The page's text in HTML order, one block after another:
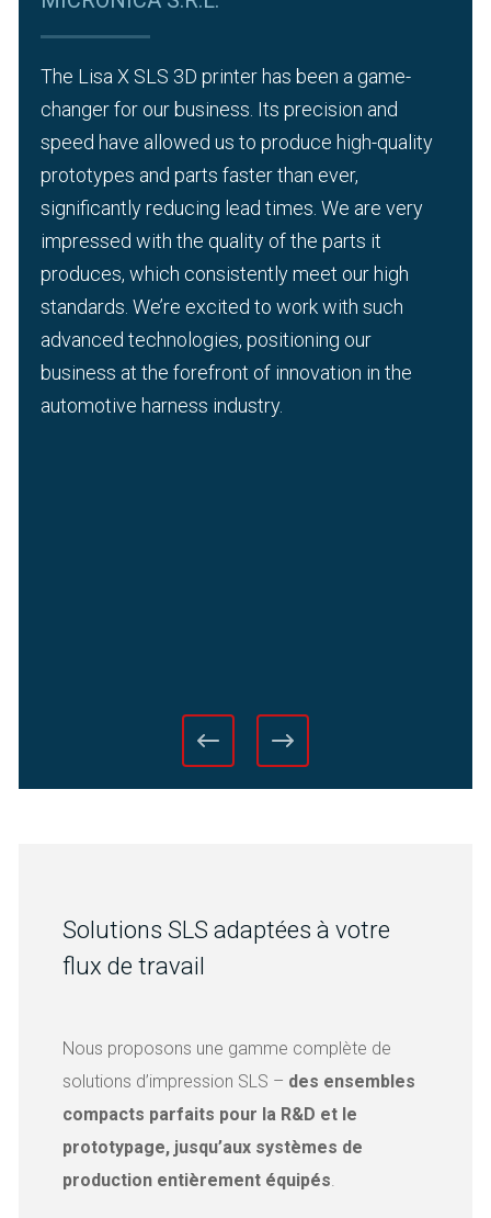
The Lisa X SLS 3D printer has been a game-
changer for our business. Its precision and
speed have allowed us to produce high-quality
prototypes and parts faster than ever,
significantly reducing lead times. We are very
impressed with the quality of the parts it
produces, which consistently meet our high
standards. We’re excited to work with such
advanced technologies, positioning our
business at the forefront of innovation in the
automotive harness industry.
Solutions SLS adaptées à votre
flux de travail
Nous proposons une gamme complète de
solutions d’impression SLS – des ensembles
compacts parfaits pour la R&D et le
prototypage, jusqu’aux systèmes de
production entièrement équipés.